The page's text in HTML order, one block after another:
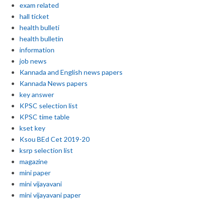
exam related
hall ticket
health bulleti
health bulletin
information
job news
Kannada and English news papers
Kannada News papers
key answer
KPSC selection list
KPSC time table
kset key
Ksou BEd Cet 2019-20
ksrp selection list
magazine
mini paper
mini vijayavani
mini vijayavani paper